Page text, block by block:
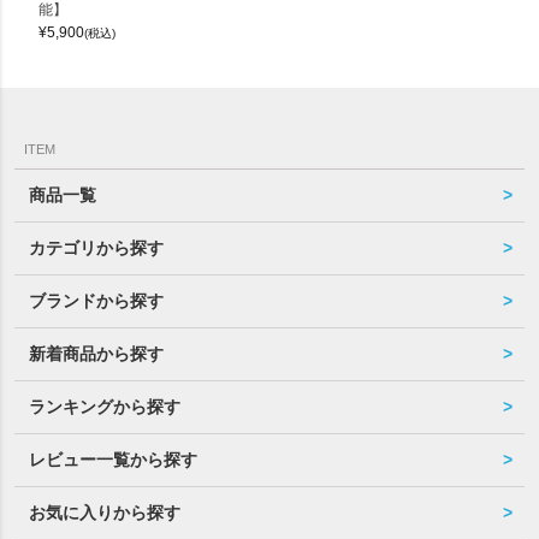
能】
¥5,900(税込)
ITEM
商品一覧
カテゴリから探す
ブランドから探す
新着商品から探す
ランキングから探す
レビュー一覧から探す
お気に入りから探す